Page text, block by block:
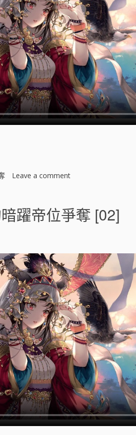
爭
奪
[
]
Leave a comment
強
出
的
暗
躍
帝
位
爭
奪
[
]
躍帝位爭奪 [02]